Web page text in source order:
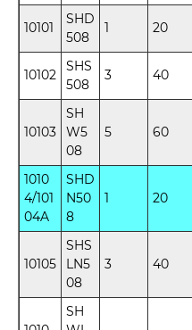
10101
SHD
508
1 20
10102
SHS
508
3 40
10103
SH
W5
08
5 60
1010
4/101
04A
SHD
N50
8
1 20
10105
SHS
LN5
08
3 40
SH